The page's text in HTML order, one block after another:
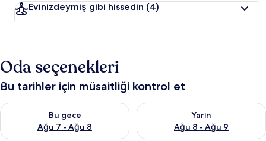
Evinizdeymiş gibi hissedin (4)
Oda seçenekleri
Bu tarihler için müsaitliği kontrol et
Bu gece
Ağu 7 - Ağu 8
Bu gece için müsaitliği kontrol et Ağu 7 - Ağu 8
Yarın
Ağu 8 - Ağu 9
Yarın için müsaitliği kontrol